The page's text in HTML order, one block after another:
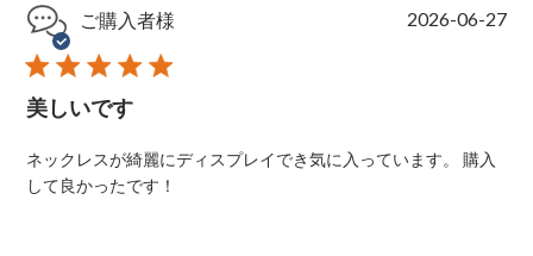
ご購入者様
美しいです
ネックレスが綺麗にディスプレイでき気に入っています。 購入
して良かったです！
P
2026-06-27